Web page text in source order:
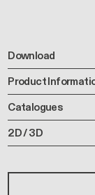
Download
Product
Catalogues
2D / 3D